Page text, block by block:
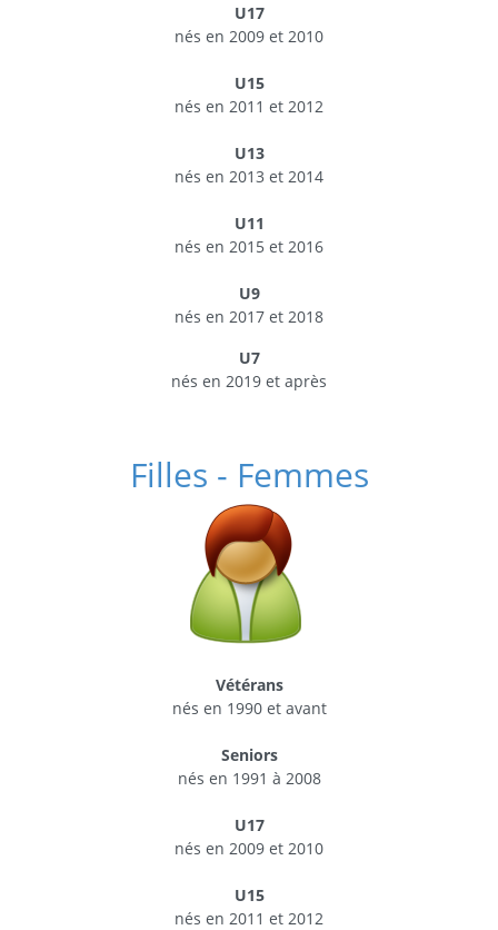
U17
nés en 2009 et 2010
U15
nés en 2011 et 2012
U13
nés en 2013 et 2014
U11
nés en 2015 et 2016
U9
nés en 2017 et 2018
U7
nés en 2019 et après
Filles - Femmes
Vétérans
nés en 1990 et avant
Seniors
nés en 1991 à 2008
U17
nés en 2009 et 2010
U15
nés en 2011 et 2012